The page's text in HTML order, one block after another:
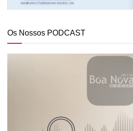
Os Nossos PODCAST